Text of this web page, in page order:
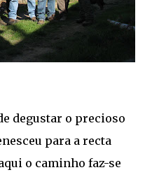
degustar o precioso
para a recta
o caminho faz-se